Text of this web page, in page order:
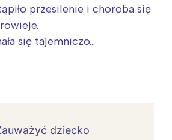
przesilenie i choroba się
się tajemniczo…